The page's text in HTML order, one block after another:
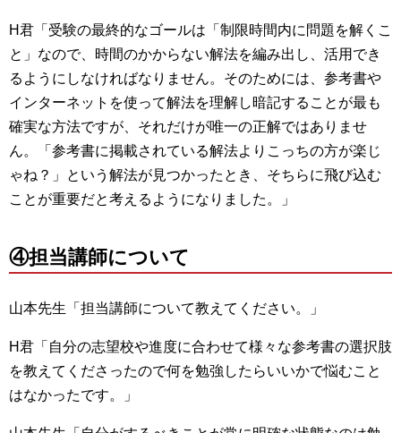
H君「受験の最終的なゴールは「制限時間内に問題を解くこ
と」なので、時間のかからない解法を編み出し、活用でき
るようにしなければなりません。そのためには、参考書や
インターネットを使って解法を理解し暗記することが最も
確実な方法ですが、それだけが唯一の正解ではありませ
ん。「参考書に掲載されている解法よりこっちの方が楽じ
ゃね？」という解法が見つかったとき、そちらに飛び込む
ことが重要だと考えるようになりました。」
④担当講師について
山本先生「担当講師について教えてください。」
H君「自分の志望校や進度に合わせて様々な参考書の選択肢
を教えてくださったので何を勉強したらいいかで悩むこと
はなかったです。」